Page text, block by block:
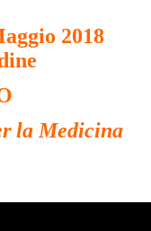
2018
la Medicina